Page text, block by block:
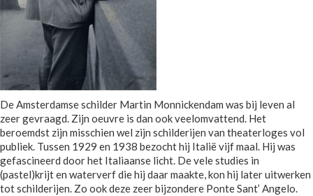
De Amsterdamse schilder Martin Monnickendam was bij leven al
zeer gevraagd. Zijn oeuvre is dan ook veelomvattend. Het
beroemdst zijn misschien wel zijn schilderijen van theaterloges vol
publiek. Tussen 1929 en 1938 bezocht hij Italië vijf maal. Hij was
gefascineerd door het Italiaanse licht. De vele studies in
(pastel)krijt en waterverf die hij daar maakte, kon hij later uitwerken
tot schilderijen. Zo ook deze zeer bijzondere Ponte Sant’ Angelo.